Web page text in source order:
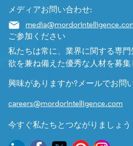
メディアお問い合わせ:
ご参加ください
私たちは常に、業界に関する専
欲を兼ね備えた優秀な人材を募集
興味がありますか?メールでお問
careers@mordorintelligence.com
今すぐ私たちとつながりましょう